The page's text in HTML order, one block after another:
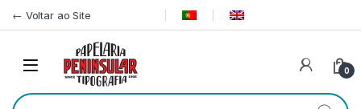
← Voltar ao Site
0
Pesquisar por: